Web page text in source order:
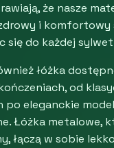
że nasze
i komfortowy
się do każdej
łóżka
od
po eleganckie
Łóżka metalowe,
łączą w sobie